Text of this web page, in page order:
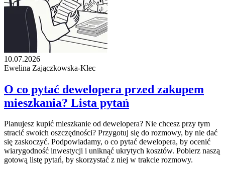
10.07.2026
Ewelina Zajączkowska-Klec
O co pytać dewelopera przed zakupem
mieszkania? Lista pytań
Planujesz kupić mieszkanie od dewelopera? Nie chcesz przy tym
stracić swoich oszczędności? Przygotuj się do rozmowy, by nie dać
się zaskoczyć. Podpowiadamy, o co pytać dewelopera, by ocenić
wiarygodność inwestycji i uniknąć ukrytych kosztów. Pobierz naszą
gotową listę pytań, by skorzystać z niej w trakcie rozmowy.